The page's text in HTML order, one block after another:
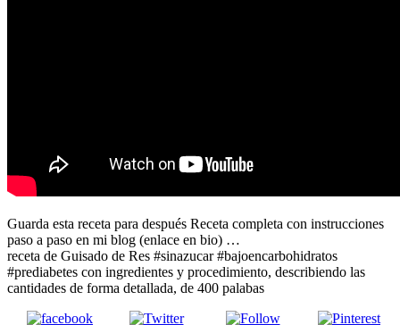
Guarda esta receta para después Receta completa con instrucciones
paso a paso en mi blog (enlace en bio) …
receta de Guisado de Res #sinazucar #bajoencarbohidratos
#prediabetes con ingredientes y procedimiento, describiendo las
cantidades de forma detallada, de 400 palabas